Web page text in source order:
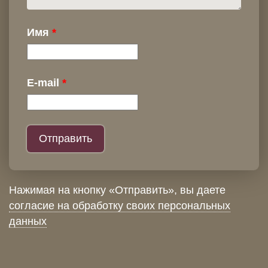
Имя
E-mail
Нажимая на кнопку «Отправить», вы даете
согласие на обработку своих персональных
данных